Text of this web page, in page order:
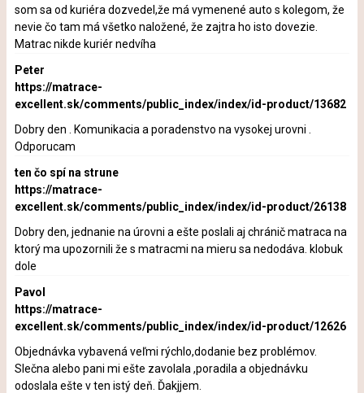
som sa od kuriéra dozvedel,že má vymenené auto s kolegom, že
nevie čo tam má všetko naložené, že zajtra ho isto dovezie.
Matrac nikde kuriér nedvíha
Peter
https://matrace-
excellent.sk/comments/public_index/index/id-product/13682
Dobry den . Komunikacia a poradenstvo na vysokej urovni .
Odporucam
ten čo spí na strune
https://matrace-
excellent.sk/comments/public_index/index/id-product/26138
Dobry den, jednanie na úrovni a ešte poslali aj chránič matraca na
ktorý ma upozornili že s matracmi na mieru sa nedodáva. klobuk
dole
Pavol
https://matrace-
excellent.sk/comments/public_index/index/id-product/12626
Objednávka vybavená veľmi rýchlo,dodanie bez problémov.
Slečna alebo pani mi ešte zavolala ,poradila a objednávku
odoslala ešte v ten istý deň. Ďakjjem.